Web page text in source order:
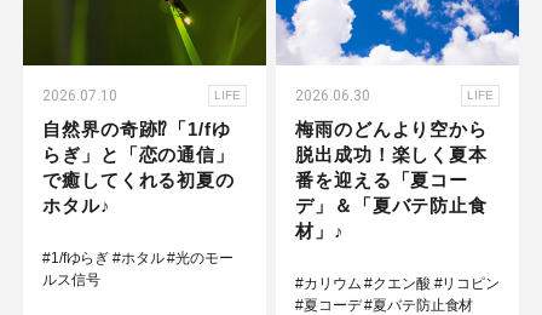
2026.07.10 LIFE
自然界の奇跡⁉「1/fゆ
らぎ」と「恋の通信」
で癒してくれる初夏の
ホタル♪
#1/fゆらぎ #ホタル #光のモー
ルス信号
2026.06.30 LIFE
梅雨のどんより空から
脱出成功！楽しく夏本
番を迎える「夏コー
デ」＆「夏バテ防止食
材」♪
#カリウム #クエン酸 #リコピン
#夏コーデ #夏バテ防止食材